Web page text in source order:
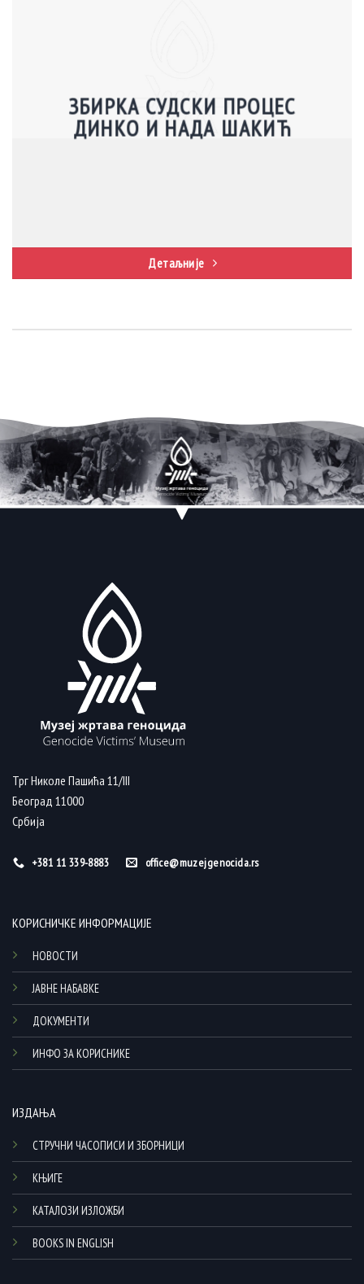
ЗБИРКА СУДСКИ ПРОЦЕС
ДИНКО И НАДА ШАКИЋ
Детаљније
Трг Николе Пашића 11/III
Београд 11000
Србија
+381 11 339-8883 office@muzejgenocida.rs
КОРИСНИЧКЕ ИНФОРМАЦИЈЕ
НОВОСТИ
ЈАВНЕ НАБАВКЕ
ДОКУМЕНТИ
ИНФО ЗА КОРИСНИКЕ
ИЗДАЊА
СТРУЧНИ ЧАСОПИСИ И ЗБОРНИЦИ
КЊИГЕ
КАТАЛОЗИ ИЗЛОЖБИ
BOOKS IN ENGLISH